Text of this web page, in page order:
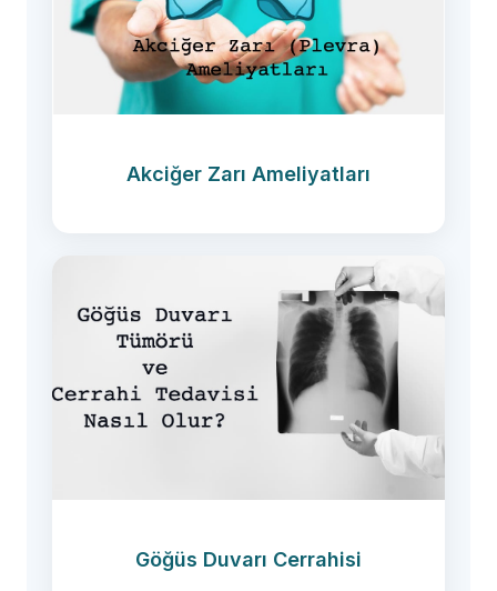
Akciğer Zarı Ameliyatları
Göğüs Duvarı Cerrahisi